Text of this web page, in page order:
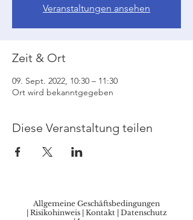
Veranstaltungen ansehen
Zeit & Ort
09. Sept. 2022, 10:30 – 11:30
Ort wird bekanntgegeben
Diese Veranstaltung teilen
Allgemeine Geschäftsbedingungen
| Risikohinweis| Kontakt | Datenschutz